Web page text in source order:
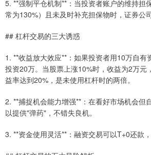
5. **强制平仓机制**：当投资者账户的维持担
常为130%）且未及时补充担保物时，证券公
## 杠杆交易的三大诱惑
1. **收益放大效应**：如果投资者用10万自有
投资20万。当股票上涨10%时，收益为2万元
益率达到20%，是未使用杠杆时的两倍。
2. **捕捉机会能力增强**：在看好市场机会但
以提供"弹药"，不错失良机。
3. **资金使用灵活**：融资交易可以T+0还款